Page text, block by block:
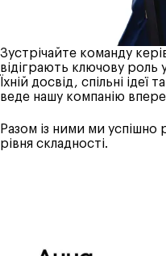
Зустрічайте команду
відіграють ключову роль
Їхній досвід, спільні
веде нашу компанію
Разом із ними ми успішно
рівня складності.